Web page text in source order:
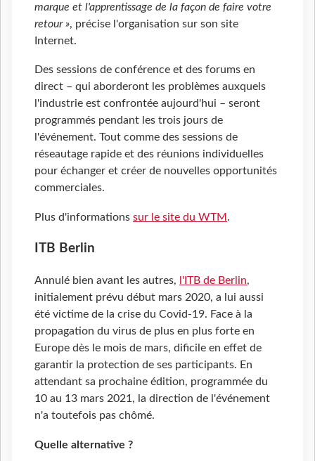
marque et l'apprentissage de la façon de faire votre
retour », précise l'organisation sur son site
Internet.
Des sessions de conférence et des forums en
direct – qui aborderont les problèmes auxquels
l'industrie est confrontée aujourd'hui – seront
programmés pendant les trois jours de
l'événement. Tout comme des sessions de
réseautage rapide et des réunions individuelles
pour échanger et créer de nouvelles opportunités
commerciales.
Plus d'informations sur le site du WTM .
ITB Berlin
Annulé bien avant les autres, l'ITB de Berlin,
initialement prévu début mars 2020, a lui aussi
été victime de la crise du Covid-19. Face à la
propagation du virus de plus en plus forte en
Europe dès le mois de mars, dificile en effet de
garantir la protection de ses participants. En
attendant sa prochaine édition, programmée du
10 au 13 mars 2021, la direction de l'événement
n'a toutefois pas chômé.
Quelle alternative ?